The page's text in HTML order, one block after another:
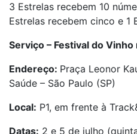
3 Estrelas recebem 10
Estrelas recebem cinco e 1
Serviço – Festival do Vinho
Endereço: Praça Leonor
Saúde – São Paulo (SP)
Local: P1, em frente à
Datas: 2 e 5 de julho